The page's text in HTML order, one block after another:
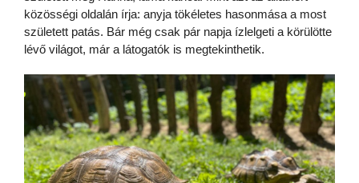
közösségi oldalán írja: anyja tökéletes hasonmása a most
született patás. Bár még csak pár napja ízlelgeti a körülötte
lévő világot, már a látogatók is megtekinthetik.